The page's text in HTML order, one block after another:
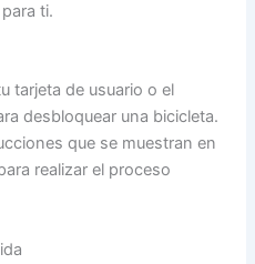
ti.
tarjeta de usuario o el
desbloquear una bicicleta.
que se muestran en
realizar el proceso